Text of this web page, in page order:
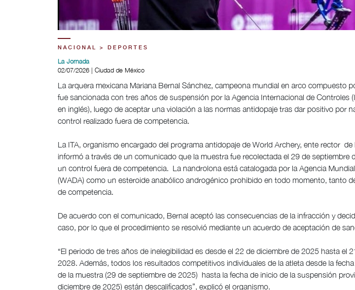
NACIONAL > DEPORTES
La Jornada
02/07/2026 | Ciudad de México
La arquera mexicana Mariana Bernal Sánchez, campeona mundial en arco compuesto
fue sancionada con tres años de suspensión por la Agencia Internacional de Controles
en inglés), luego de aceptar una violación a las normas antidopaje tras dar positivo por
control realizado fuera de competencia.
La ITA, organismo encargado del programa antidopaje de World Archery, ente rector de
informó a través de un comunicado que la muestra fue recolectada el 29 de septiembre
un control fuera de competencia. La nandrolona está catalogada por la Agencia
(WADA) como un esteroide anabólico androgénico prohibido en todo momento, tanto
de competencia.
De acuerdo con el comunicado, Bernal aceptó las consecuencias de la infracción y
caso, por lo que el procedimiento se resolvió mediante un acuerdo de aceptación de
“El periodo de tres años de inelegibilidad es desde el 22 de diciembre de 2025 hasta el
2028. Además, todos los resultados competitivos individuales de la atleta desde la
de la muestra (29 de septiembre de 2025) hasta la fecha de inicio de la suspensión
diciembre de 2025) están descalificados”, explicó el organismo.